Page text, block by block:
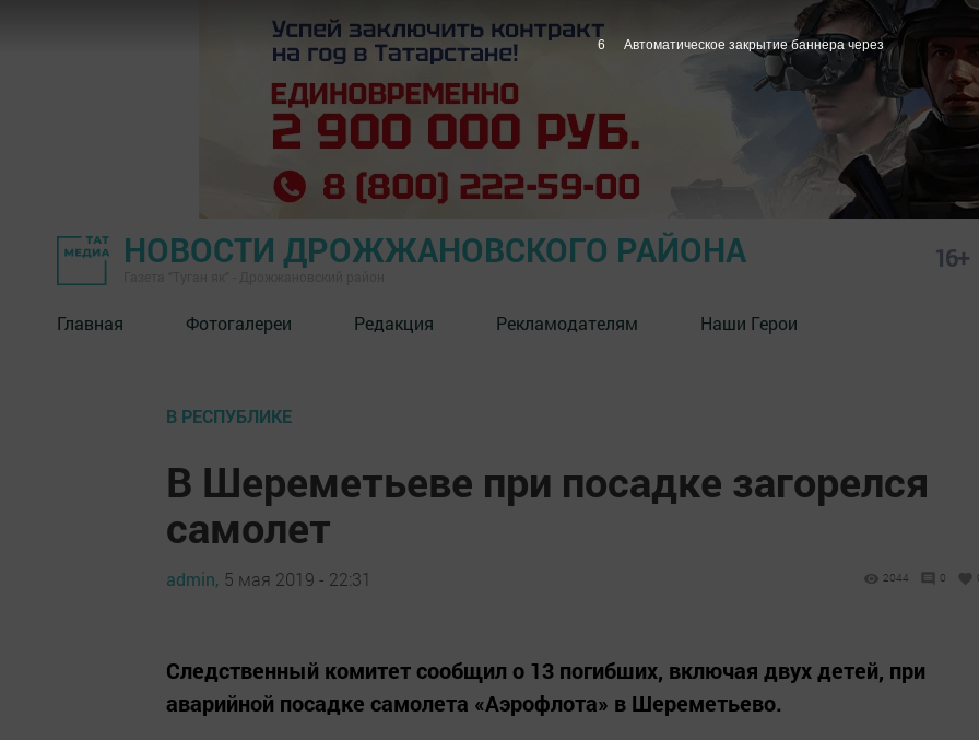
НОВОСТИ ДРОЖЖАНОВСКОГО РАЙОНА 16+
Главная Фотогалереи Редакция Рекламодателям Наши Герои
В РЕСПУБЛИКЕ
В Шереметьеве при посадке загорелся
самолет
admin, 5 мая 2019 - 22:31 2044 0
Следственный комитет сообщил о 13 погибших, включая двух детей, при
аварийной посадке самолета «Аэрофлота» в Шереметьево.
5 Автоматическое закрытие баннера через